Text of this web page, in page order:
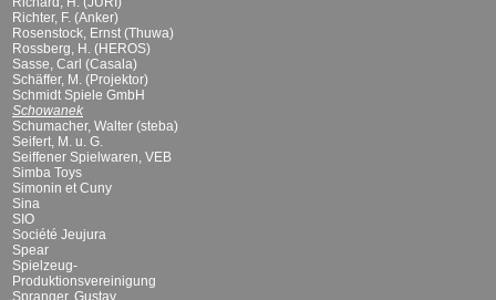
Richter, F. (Anker)
Rosenstock, Ernst (Thuwa)
Rossberg, H. (HEROS)
Sasse, Carl (Casala)
Schäffer, M. (Projektor)
Schmidt Spiele GmbH
Schowanek
Schumacher, Walter (steba)
Seifert, M. u. G.
Seiffener Spielwaren, VEB
Simba Toys
Simonin et Cuny
Sina
SIO
Société Jeujura
Spear
Spielzeug-
Produktionsvereinigung
Spranger, Gustav